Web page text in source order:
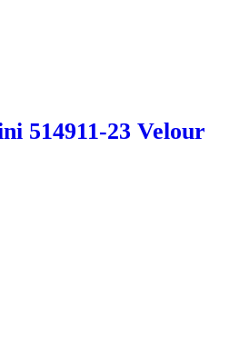
514911-23 Velour